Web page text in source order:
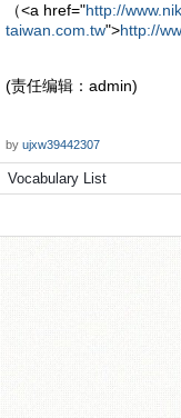
（<a href="http://
taiwan.com.tw">http://
(责任编辑：admin)
by ujxw39442307
Vocabulary List